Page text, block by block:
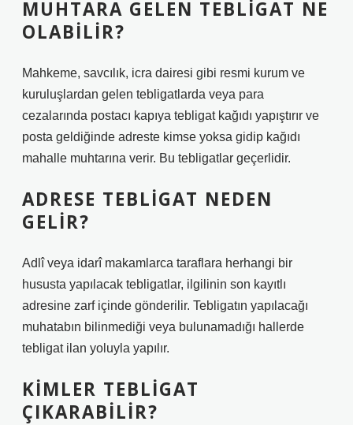
MUHTARA GELEN TEBLIGAT NE
OLABILIR?
Mahkeme, savcılık, icra dairesi gibi resmi kurum ve
kuruluşlardan gelen tebligatlarda veya para
cezalarında postacı kapıya tebligat kağıdı yapıştırır ve
posta geldiğinde adreste kimse yoksa gidip kağıdı
mahalle muhtarına verir. Bu tebligatlar geçerlidir.
ADRESE TEBLIGAT NEDEN
GELIR?
Adlî veya idarî makamlarca taraflara herhangi bir
hususta yapılacak tebligatlar, ilgilinin son kayıtlı
adresine zarf içinde gönderilir. Tebligatın yapılacağı
muhatabın bilinmediği veya bulunamadığı hallerde
tebligat ilan yoluyla yapılır.
KIMLER TEBLIGAT
ÇIKARABILIR?